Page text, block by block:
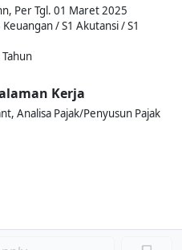
Per Tgl. 01 Maret 2025
/ S1 Akutansi / S1
Kerja
Analisa Pajak/Penyusun Pajak